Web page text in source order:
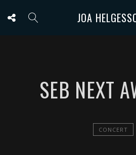
JOA
SEB NEXT
CONCERT